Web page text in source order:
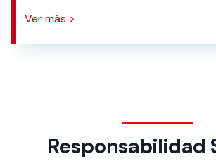
Ver más >
Responsabilidad